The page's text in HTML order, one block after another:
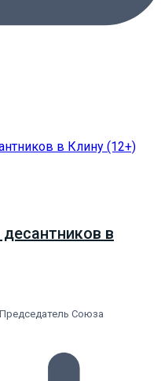
в
Союза